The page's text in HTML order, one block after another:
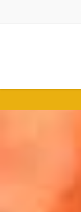
に
移
ョ
ン